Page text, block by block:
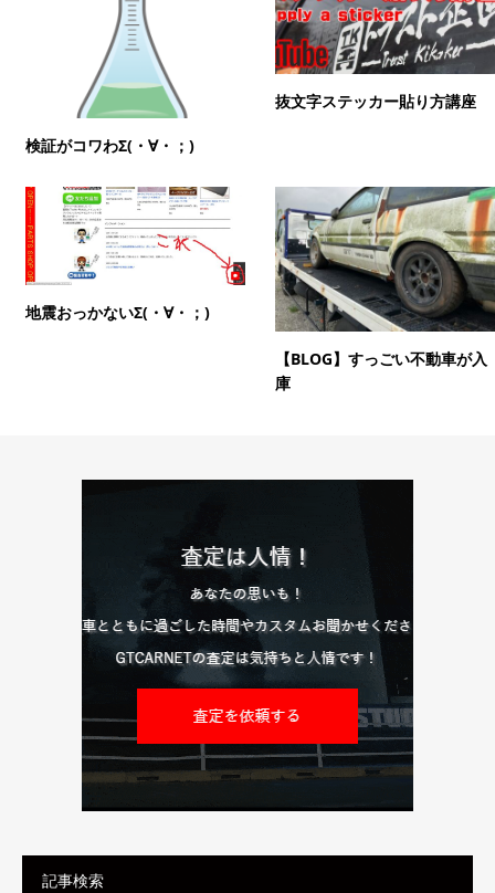
検証がコワわΣ(・∀・；)
抜文字ステッカー貼り方講座
地震おっかないΣ(・∀・；)
【BLOG】すっごい不動車が入
庫
記事検索